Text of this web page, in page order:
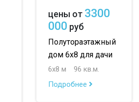
цены от 3300
000 руб
Полутораэтажный
дом 6х8 для дачи
6х8 м
96 кв.м.
Подробнее